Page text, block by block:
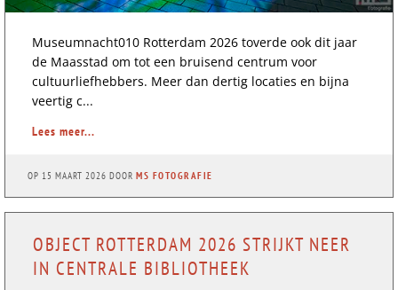
Museumnacht010 Rotterdam 2026 toverde ook dit jaar
de Maasstad om tot een bruisend centrum voor
cultuurliefhebbers. Meer dan dertig locaties en bijna
veertig c...
Lees meer...
OP 15 MAART 2026 DOORMS FOTOGRAFIE
OBJECT ROTTERDAM 2026 STRIJKT NEER
IN CENTRALE BIBLIOTHEEK